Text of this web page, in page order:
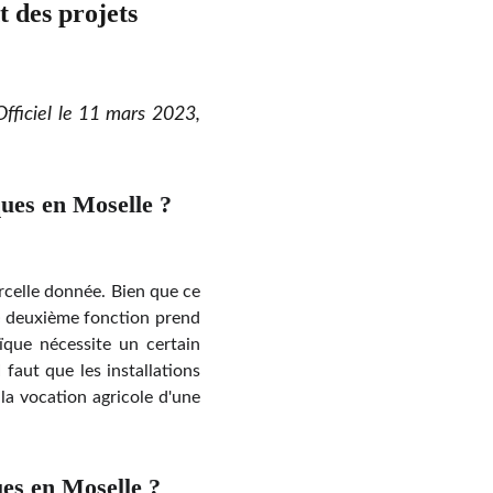
des projets
donnée. Bien que ce
fonction prend
nécessite un certain
faut que les installations
vocation agricole d'une
en Moselle ?
le 11 mars 2023,
en Moselle ?